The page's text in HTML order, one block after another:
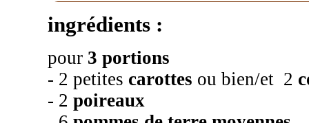
ingrédients :
pour 3 portions
- 2 petites carottes ou bien/et 2
- 2 poireaux